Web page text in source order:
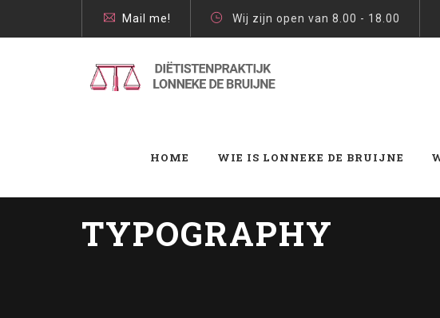
Mail me! Wij zijn open van 8.00 - 18.00
HOME WIE IS LONNEKE DE BRUIJNE
TYPOGRAPHY